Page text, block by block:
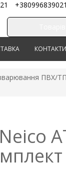
+380996839021
КОНТАКТИ
ПВХ/